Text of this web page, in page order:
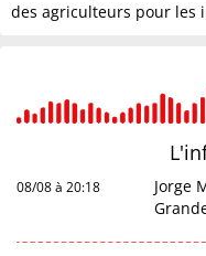
des agriculteurs pour les
08/08 à 20:18
Jorge